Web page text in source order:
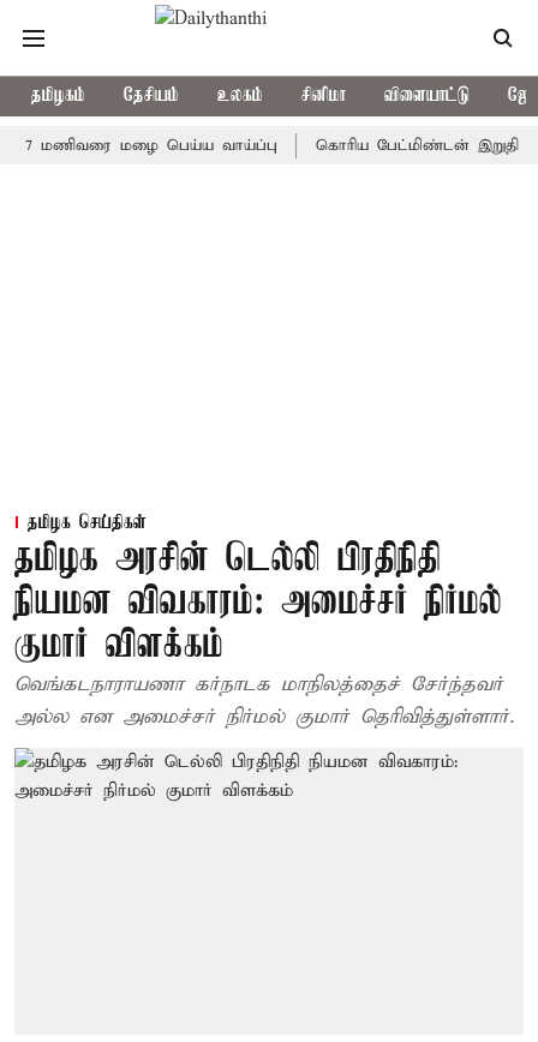
தமிழகம் தேசியம் உலகம் சினிமா விளையாட்டு
மணிவரை மழை பெய்ய வாய்ப்பு கொரிய பேட்மிண்டன் இறுதி
தமிழக செய்திகள்
தமிழக அரசின் டெல்லி பிரதிநிதி
நியமன விவகாரம்: அமைச்சர் நிர்மல்
குமார் விளக்கம்
வெங்கடநாராயணா கர்நாடக மாநிலத்தைச் சேர்ந்தவர்
அல்ல என அமைச்சர் நிர்மல் குமார் தெரிவித்துள்ளார்.